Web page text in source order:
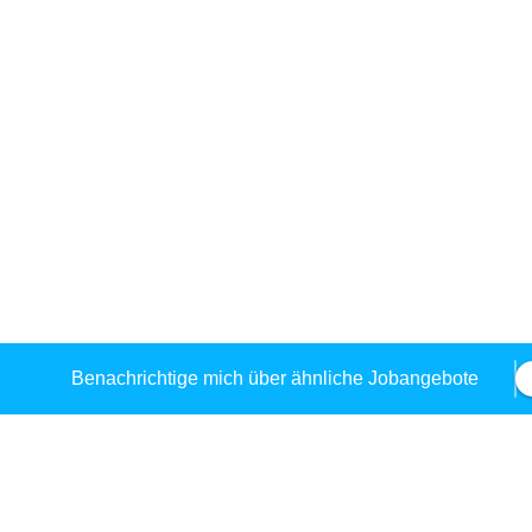
Benachrichtige mich über ähnliche Jobangebote